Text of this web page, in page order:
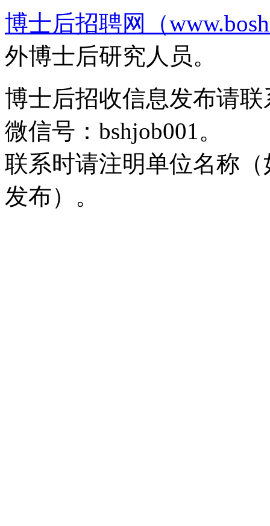
博士后招聘网（
外博士后研究人员。
博士后招收信息发布请联
微信号：bshjob001。
联系时请注明单位名称
发布）。